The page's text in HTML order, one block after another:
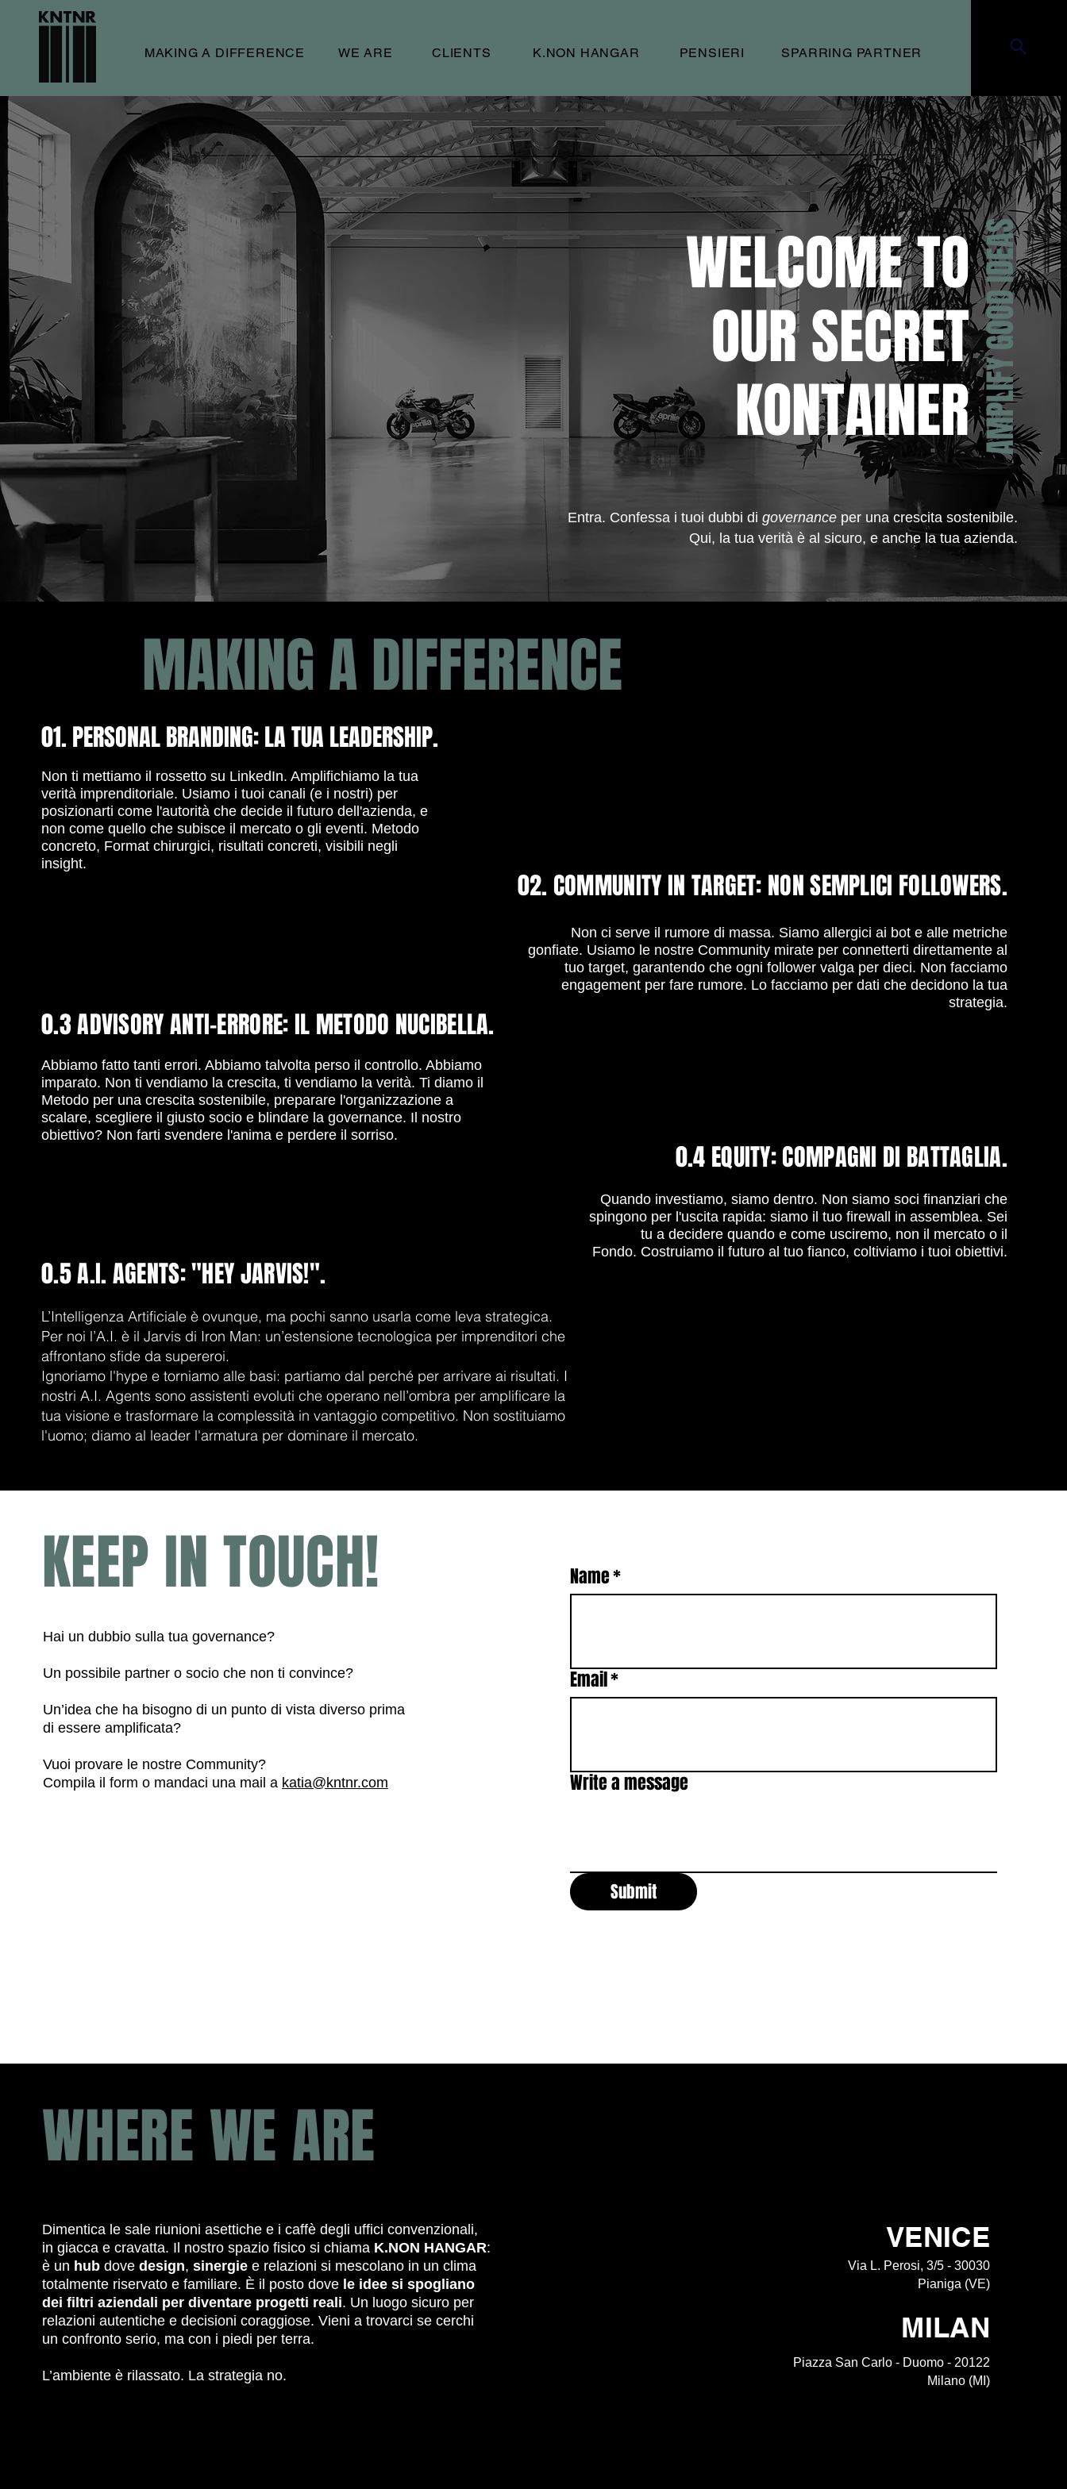
MAKING A DIFFERENCE WE ARE CLIENTS K.NON HANGAR PENSIERI SPARRING PARTNER
WELCOME TO
OUR SECRET
KONTAINER
Entra. Confessa i tuoi dubbi di governance per una crescita sostenibile.
Qui, la tua verità è al sicuro, e anche la tua azienda.
AMPLIFY GOOD IDEAS
MAKING A DIFFERENCE
01. PERSONAL BRANDING: LA TUA LEADERSHIP.
Non ti mettiamo il rossetto su LinkedIn. Amplifichiamo la tua
verità imprenditoriale. Usiamo i tuoi canali (e i nostri) per
posizionarti come l'autorità che decide il futuro dell'azienda, e
non come quello che subisce il mercato o gli eventi. Metodo
concreto, Format chirurgici, risultati concreti, visibili negli
insight.
02. COMMUNITY IN TARGET: NON SEMPLICI FOLLOWERS.
Non ci serve il rumore di massa. Siamo allergici ai bot e alle metriche
gonfiate. Usiamo le nostre Community mirate per connetterti direttamente al
tuo target, garantendo che ogni follower valga per dieci. Non facciamo
engagement per fare rumore. Lo facciamo per dati che decidono la tua
strategia.
0.3 ADVISORY ANTI-ERRORE: IL METODO NUCIBELLA.
Abbiamo fatto tanti errori. Abbiamo talvolta perso il controllo. Abbiamo
imparato. Non ti vendiamo la crescita, ti vendiamo la verità. Ti diamo il
Metodo per una crescita sostenibile, preparare l'organizzazione a
scalare, scegliere il giusto socio e blindare la governance. Il nostro
obiettivo? Non farti svendere l'anima e perdere il sorriso.
0.4 EQUITY: COMPAGNI DI BATTAGLIA.
Quando investiamo, siamo dentro. Non siamo soci finanziari che
spingono per l'uscita rapida: siamo il tuo firewall in assemblea. Sei
tu a decidere quando e come usciremo, non il mercato o il
Fondo. Costruiamo il futuro al tuo fianco, coltiviamo i tuoi obiettivi.
0.5 A.I. AGENTS: "HEY JARVIS!".
L’Intelligenza Artificiale è ovunque, ma pochi sanno usarla come leva strategica.
Per noi l’A.I. è il Jarvis di Iron Man: un’estensione tecnologica per imprenditori che
affrontano sfide da supereroi.
Ignoriamo l'hype e torniamo alle basi: partiamo dal perché per arrivare ai risultati. I
nostri A.I. Agents sono assistenti evoluti che operano nell’ombra per amplificare la
tua visione e trasformare la complessità in vantaggio competitivo. Non sostituiamo
l'uomo; diamo al leader l'armatura per dominare il mercato.
Una finestra sempre aggiornata sulle nostre
novità, senza filtri. Segui le nostre pagine
entra a far parte attiva della nostra Community.
B
I
G
P
I
C
T
U
R
E
,
E
A
S
Y
W
AY
KEEP IN TOUCH!
Hai un dubbio sulla tua governance?
Un possibile partner o socio che non ti convince?
Un’idea che ha bisogno di un punto di vista diverso prima
di essere amplificata?
Vuoi provare le nostre Community?
Compila il form o mandaci una mail a katia@kntnr.com
Name*
Email*
Write a message
Submit
WHERE WE ARE
Dimentica le sale riunioni asettiche e i caffè degli uffici convenzionali,
in giacca e cravatta. Il nostro spazio fisico si chiama K.NON HANGAR:
è un hub dove design, sinergie e relazioni si mescolano in un clima
totalmente riservato e familiare. È il posto dove le idee si spogliano
dei filtri aziendali per diventare progetti reali. Un luogo sicuro per
relazioni autentiche e decisioni coraggiose. Vieni a trovarci se cerchi
un confronto serio, ma con i piedi per terra.
L’ambiente è rilassato. La strategia no.
VENICE
Via L. Perosi, 3/5 - 30030
Pianiga (VE)
MILAN
Piazza San Carlo - Duomo - 20122
Milano (MI)